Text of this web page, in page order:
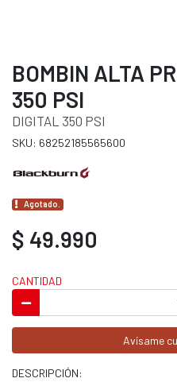
BOMBIN ALTA
350 PSI
DIGITAL 350 PSI
SKU: 68252185565600
Agotado.
$ 49.990
CANTIDAD
Avísame
DESCRIPCIÓN: